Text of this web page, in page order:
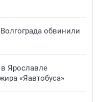
обвинили
Ярославле
«Яавтобуса»